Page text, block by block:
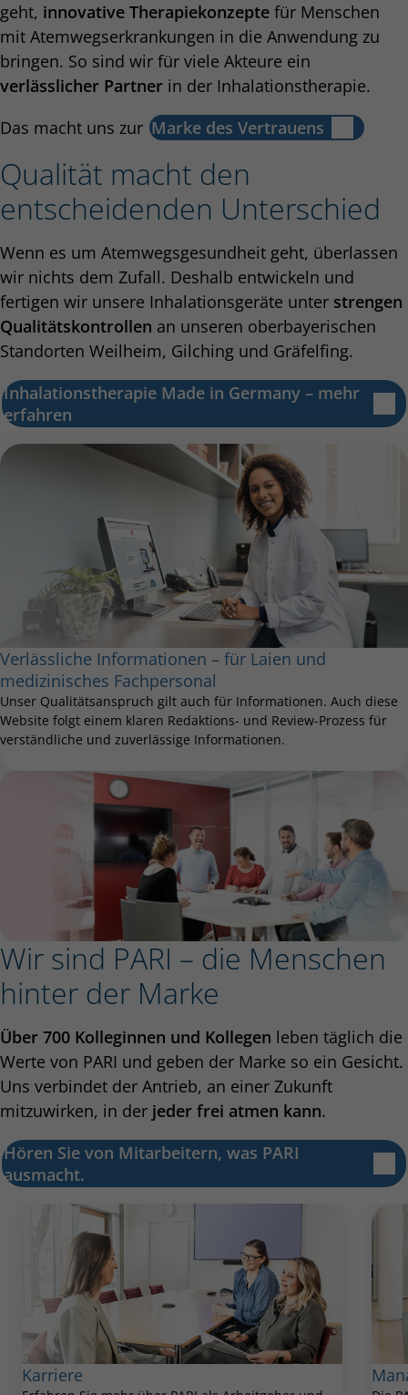
geht, innovative Therapiekonzepte für Menschen
mit Atemwegserkrankungen in die Anwendung zu
bringen. So sind wir für viele Akteure ein
verlässlicher Partner in der Inhalationstherapie.
Das macht uns zur Marke des Vertrauens
Qualität macht den
entscheidenden Unterschied
Wenn es um Atemwegsgesundheit geht, überlassen
wir nichts dem Zufall. Deshalb entwickeln und
fertigen wir unsere Inhalationsgeräte unter strengen
Qualitätskontrollen an unseren oberbayerischen
Standorten Weilheim, Gilching und Gräfelfing.
Inhalationstherapie Made in Germany – mehr
erfahren
Verlässliche Informationen – für Laien und
medizinisches Fachpersonal
Unser Qualitätsanspruch gilt auch für Informationen. Auch diese
Website folgt einem klaren Redaktions- und Review-Prozess für
verständliche und zuverlässige Informationen.
Wir sind PARI – die Menschen
hinter der Marke
Über 700 Kolleginnen und Kollegen leben täglich die
Werte von PARI und geben der Marke so ein Gesicht.
Uns verbindet der Antrieb, an einer Zukunft
mitzuwirken, in der jeder frei atmen kann.
Hören Sie von Mitarbeitern, was PARI
ausmacht.
Karriere